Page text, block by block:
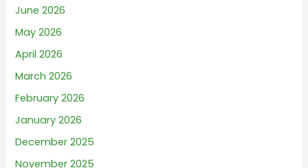
June 2026
May 2026
April 2026
March 2026
February 2026
January 2026
December 2025
November 2025